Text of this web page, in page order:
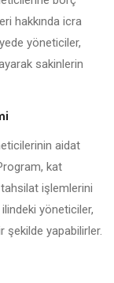
hakkında icra
yöneticiler,
sakinlerin
aidat
kat
işlemlerini
yöneticiler,
şekilde yapabilirler.